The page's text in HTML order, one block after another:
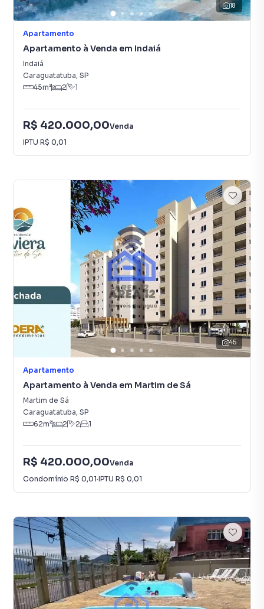
18
Apartamento
Apartamento à Venda em Indaiá
Indaiá
Caraguatatuba, SP
45m² 2 1
R$ 420.000,00Venda
IPTU R$ 0,01
45
Apartamento
Apartamento à Venda em Martim de Sá
Martim de Sá
Caraguatatuba, SP
62m² 2 2 1
R$ 420.000,00Venda
Condomínio R$ 0,01·IPTU R$ 0,01